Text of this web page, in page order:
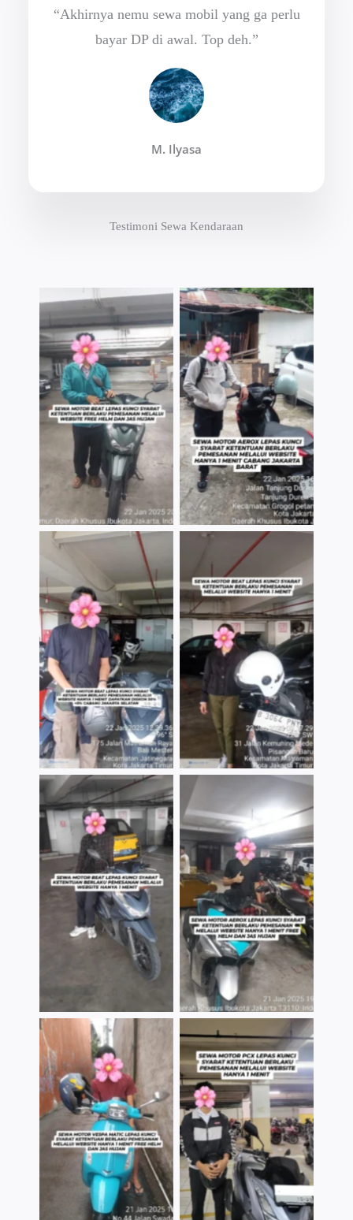
“Akhirnya nemu sewa mobil yang ga perlu
bayar DP di awal. Top deh.”
M. Ilyasa
Testimoni Sewa Kendaraan
TNo Caption TNo Caption
TNo Caption TNo Caption
TNo Caption TNo Caption
TNo Caption TNo Caption